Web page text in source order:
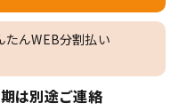
んWEB分割払い
は別途ご連絡